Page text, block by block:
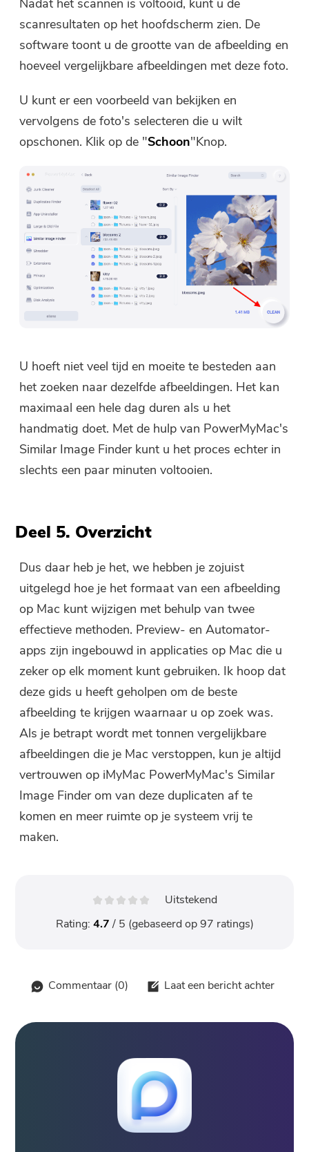
Nadat het scannen is voltooid, kunt u de
scanresultaten op het hoofdscherm zien. De
software toont u de grootte van de afbeelding en
hoeveel vergelijkbare afbeeldingen met deze foto.
U kunt er een voorbeeld van bekijken en
vervolgens de foto's selecteren die u wilt
opschonen. Klik op de "Schoon"Knop.
U hoeft niet veel tijd en moeite te besteden aan
het zoeken naar dezelfde afbeeldingen. Het kan
maximaal een hele dag duren als u het
handmatig doet. Met de hulp van PowerMyMac's
Similar Image Finder kunt u het proces echter in
slechts een paar minuten voltooien.
Deel 5. Overzicht
Dus daar heb je het, we hebben je zojuist
uitgelegd hoe je het formaat van een afbeelding
op Mac kunt wijzigen met behulp van twee
effectieve methoden. Preview- en Automator-
apps zijn ingebouwd in applicaties op Mac die u
zeker op elk moment kunt gebruiken. Ik hoop dat
deze gids u heeft geholpen om de beste
afbeelding te krijgen waarnaar u op zoek was.
Als je betrapt wordt met tonnen vergelijkbare
afbeeldingen die je Mac verstoppen, kun je altijd
vertrouwen op iMyMac PowerMyMac's Similar
Image Finder om van deze duplicaten af ​​te
komen en meer ruimte op je systeem vrij te
maken.
Uitstekend
Rating: 4.7/ 5 (gebaseerd op97 ratings)
Commentaar (0) Laat een bericht achter